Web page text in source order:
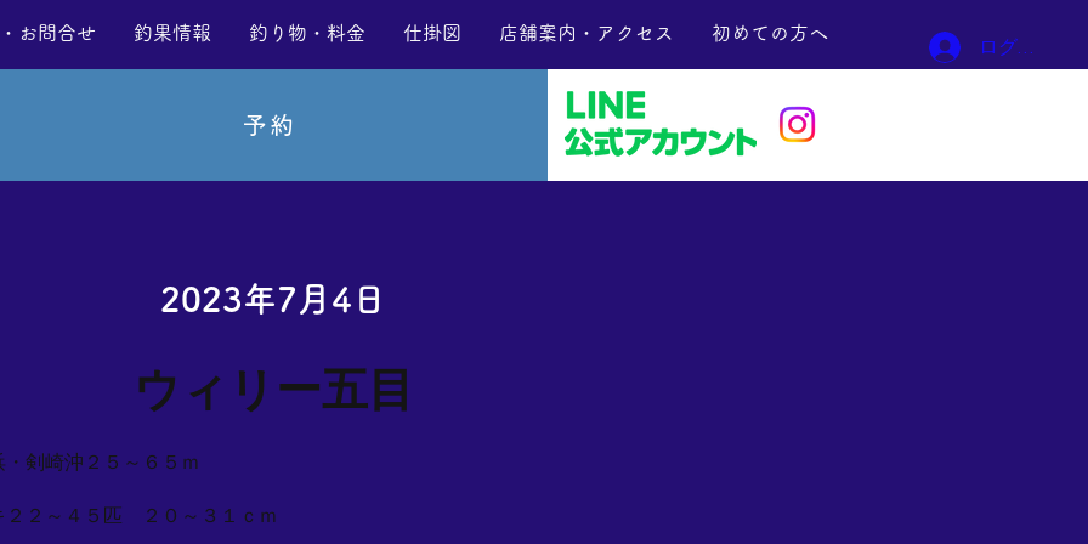
お問合せ 釣果情報 釣り物・料金 仕掛図 店舗案内・アクセス 初めての方へ
ログイン
予約
2023年7月4日
ウィリー五目
・剣崎沖２５～６５ｍ
２２～４５匹 ２０～３１ｃｍ